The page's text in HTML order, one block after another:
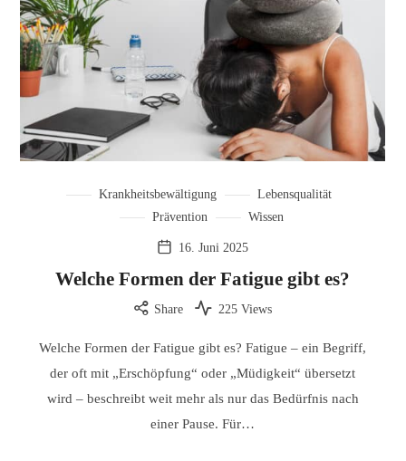
Krankheitsbewältigung
Lebensqualität
Prävention
Wissen
16. Juni 2025
Welche Formen der Fatigue gibt es?
Share 225 Views
Welche Formen der Fatigue gibt es? Fatigue – ein Begriff,
der oft mit „Erschöpfung“ oder „Müdigkeit“ übersetzt
wird – beschreibt weit mehr als nur das Bedürfnis nach
einer Pause. Für…